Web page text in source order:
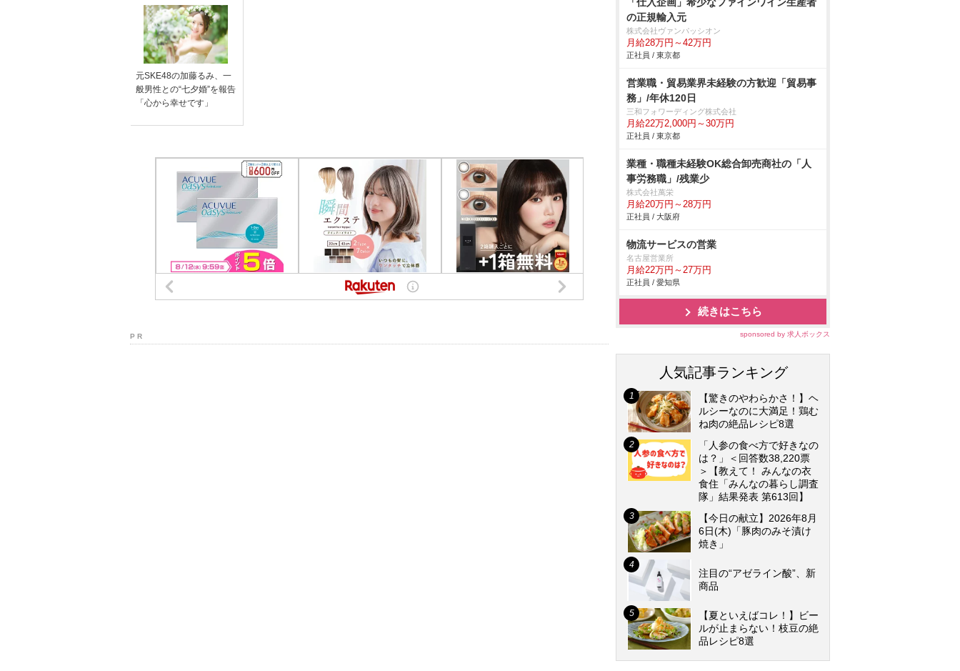
元SKE48の加藤るみ、一
般男性との“七夕婚”を報告
「心から幸せです」
P R
の正規輸入元
株式会社ヴァンパッシオン
月給28万円～42万円
正社員 / 東京都
営業職・貿易業界未経験の方歓迎「貿易事
務」/年休120日
三和フォワーディング株式会社
月給22万2,000円～30万円
正社員 / 東京都
業種・職種未経験OK総合卸売商社の「人
事労務職」/残業少
株式会社萬栄
月給20万円～28万円
正社員 / 大阪府
物流サービスの営業
名古屋営業所
月給22万円～27万円
正社員 / 愛知県
続きはこちら
sponsored by 求人ボックス
人気記事ランキング
【驚きのやわらかさ！】ヘ
ルシーなのに大満足！鶏む
ね肉の絶品レシピ8選
「人参の食べ方で好きなの
は？」＜回答数38,220票
＞【教えて！ みんなの衣
食住「みんなの暮らし調査
隊」結果発表 第613回】
【今日の献立】2026年8月
6日(木)「豚肉のみそ漬け
焼き」
注目の“アゼライン酸”、新
商品
【夏といえばコレ！】ビー
ルが止まらない！枝豆の絶
品レシピ8選